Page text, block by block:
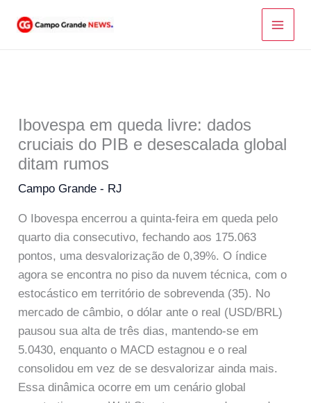
para
Ibovespa em queda livre: dados
cruciais do PIB e desescalada global
ditam rumos
Campo Grande - RJ
O Ibovespa encerrou a quinta-feira em queda pelo
quarto dia consecutivo, fechando aos 175.063
pontos, uma desvalorização de 0,39%. O índice
agora se encontra no piso da nuvem técnica, com o
estocástico em território de sobrevenda (35). No
mercado de câmbio, o dólar ante o real (USD/BRL)
pausou sua alta de três dias, mantendo-se em
5.0430, enquanto o MACD estagnou e o real
consolidou em vez de se desvalorizar ainda mais.
Essa dinâmica ocorre em um cenário global